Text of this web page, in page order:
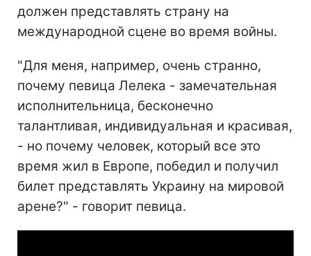
должен представлять страну на
международной сцене во время войны.
"Для меня, например, очень странно,
почему певица Лелека - замечательная
исполнительница, бесконечно
талантливая, индивидуальная и красивая,
- но почему человек, который все это
время жил в Европе, победил и получил
билет представлять Украину на мировой
арене?" - говорит певица.